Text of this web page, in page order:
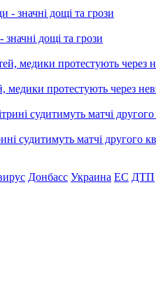
дощі та грози
протестують через
судитимуть матчі другого
Донбасс Украина ЕС ДТП